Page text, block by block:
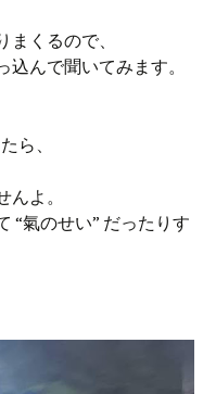
くるので、
んで聞いてみます。
ら、
よ。
“氣のせい” だったりす